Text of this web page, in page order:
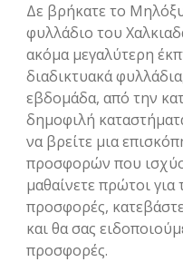
Δε βρήκατε το
φυλλάδιο του
ακόμα μεγαλύτερη
διαδικτυακά
εβδομάδα, από την
δημοφιλή
να βρείτε μια
προσφορών που
μαθαίνετε πρώτοι για
προσφορές,
και θα σας
προσφορές.